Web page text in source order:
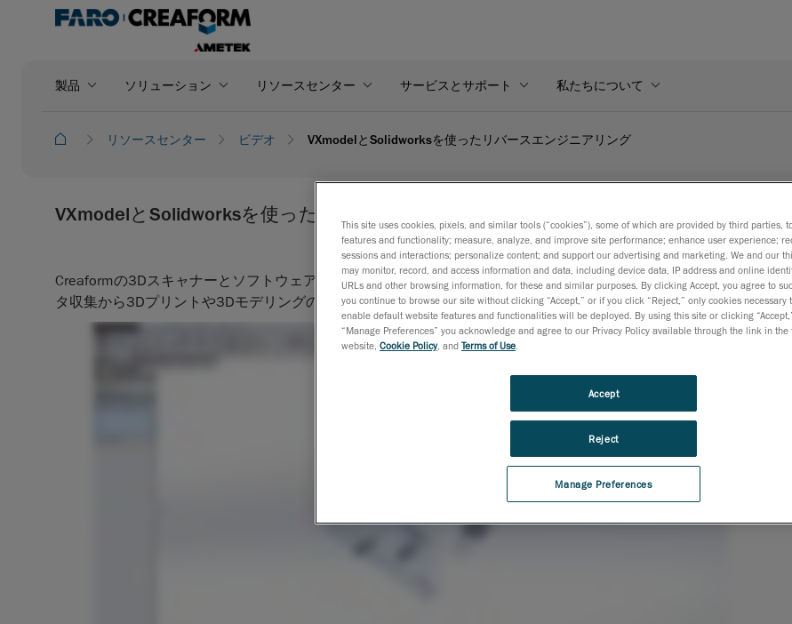
製品 ソリューション リソースセンター サービスとサポート 私たちについて
リソースセンター ビデオ VXmodelとSolidworksを使ったリバースエンジニアリング
VXmodelとSolidworksを使ったリバースエンジニアリング | Creaform's video
Creaformの3Dスキャナーとソフトウェアを使うと、迅速、正確かつ簡単にリバースエンジニアを実施できます。 以
タ収集から3Dプリントや3Dモデリングの準備まで、弊社製品の使用法を概説します。
This site uses cookies, pixels, and similar tools (“cookies”), some of which are provided by third parties,
features and functionality; measure, analyze, and improve site performance; enhance user experience;
sessions and interactions; personalize content; and support our advertising and marketing. We and our
may monitor, record, and access information and data, including device data, IP address and online
URLs and other browsing information, for these and similar purposes. By clicking Accept, you agree to
you continue to browse our site without clicking “Accept,” or if you click “Reject,” only cookies necessary
enable default website features and functionalities will be deployed. By using this site or clicking
“Manage Preferences” you acknowledge and agree to our Privacy Policy available through the link in the
website, Cookie Policy, and Terms of Use
Manage Preferences
Reject
Accept